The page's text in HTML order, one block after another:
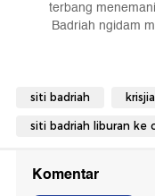
terbang
Badriah ngidam
siti badriah
siti badriah liburan ke
Komentar